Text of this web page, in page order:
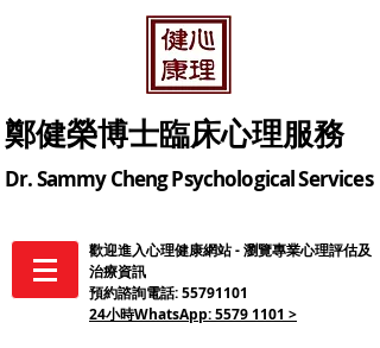
鄭健榮博士臨床心理服務
Dr. Sammy Cheng Psychological Services
歡迎進入心理健康網站 - 瀏覽專業心理評估及
治療資訊
預約諮詢電話:55791101
24小時WhatsApp: 5579 1101 >